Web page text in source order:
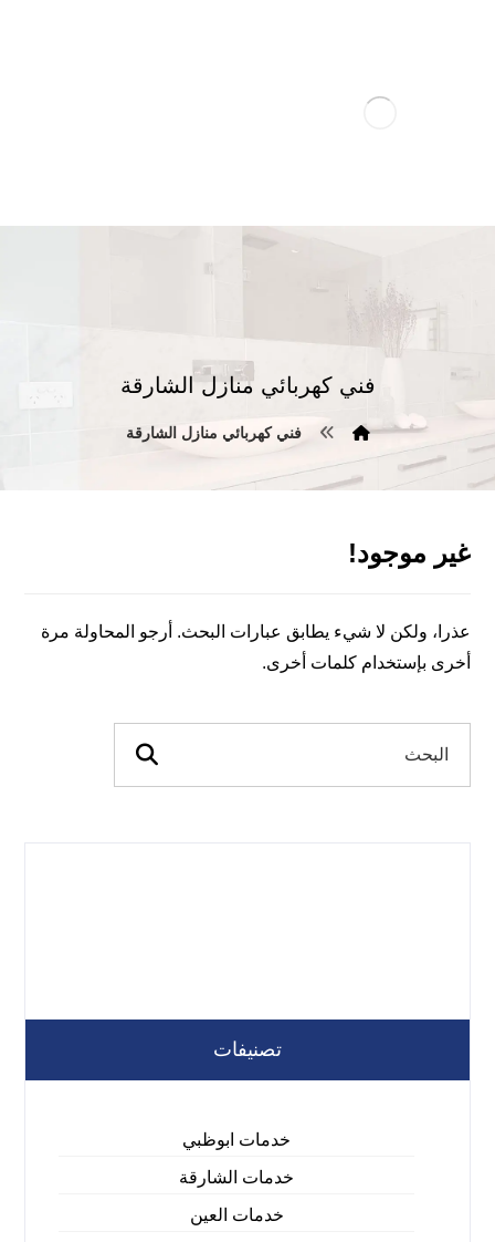
فني كهربائي منازل الشارقة
فني كهربائي منازل الشارقة
غير موجود!
عذرا، ولكن لا شيء يطابق عبارات البحث. أرجو المحاولة مرة
أخرى بإستخدام كلمات أخرى.
تصنيفات
خدمات ابوظبي
خدمات الشارقة
خدمات العين